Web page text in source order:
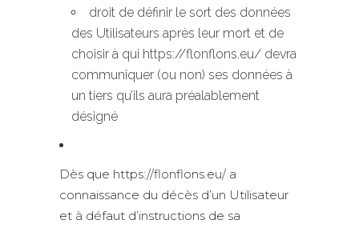
droit de définir le sort des données
des Utilisateurs après leur mort et de
choisir à qui https://flonflons.eu/ devra
communiquer (ou non) ses données à
un tiers qu’ils aura préalablement
désigné
Dès que https://flonflons.eu/ a
connaissance du décès d’un Utilisateur
et à défaut d’instructions de sa